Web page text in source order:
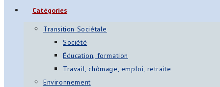
Catégories
Transition Sociétale
Société
Éducation, formation
Travail, chômage, emploi, retraite
Environnement